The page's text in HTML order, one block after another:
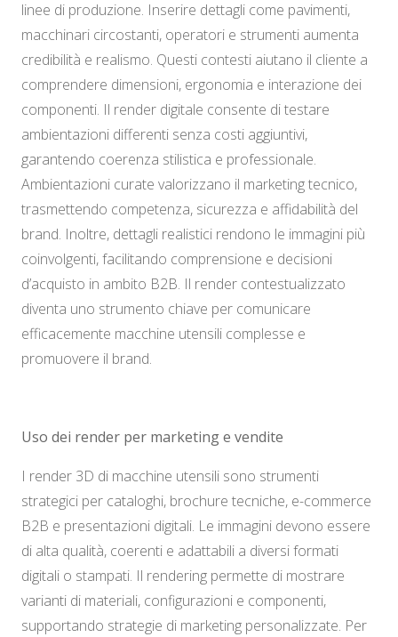
linee di produzione. Inserire dettagli come pavimenti,
macchinari circostanti, operatori e strumenti aumenta
credibilità e realismo. Questi contesti aiutano il cliente a
comprendere dimensioni, ergonomia e interazione dei
componenti. Il render digitale consente di testare
ambientazioni differenti senza costi aggiuntivi,
garantendo coerenza stilistica e professionale.
Ambientazioni curate valorizzano il marketing tecnico,
trasmettendo competenza, sicurezza e affidabilità del
brand. Inoltre, dettagli realistici rendono le immagini più
coinvolgenti, facilitando comprensione e decisioni
d’acquisto in ambito B2B. Il render contestualizzato
diventa uno strumento chiave per comunicare
efficacemente macchine utensili complesse e
promuovere il brand.
Uso dei render per marketing e vendite
I render 3D di macchine utensili sono strumenti
strategici per cataloghi, brochure tecniche, e-commerce
B2B e presentazioni digitali. Le immagini devono essere
di alta qualità, coerenti e adattabili a diversi formati
digitali o stampati. Il rendering permette di mostrare
varianti di materiali, configurazioni e componenti,
supportando strategie di marketing personalizzate. Per